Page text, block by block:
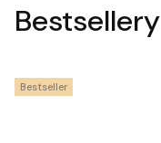
Bestsellery
Bestseller